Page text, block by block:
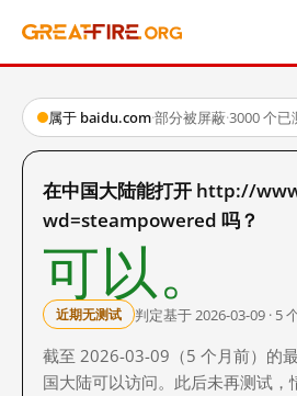
属于 baidu.com·部分被屏蔽·3000 个已
在中国大陆能打开 http://
wd=steampowered 吗？
可以。
近期无测试 判定基于 2026-03-09 · 5
截至 2026-03-09（5 个月前）的
国大陆可以访问。此后未再测试，